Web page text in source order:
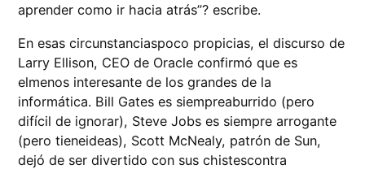
aprender como ir hacia atrás”? escribe.
En esas circunstanciaspoco propicias, el discurso de
Larry Ellison, CEO de Oracle confirmó que es
elmenos interesante de los grandes de la
informática. Bill Gates es siempreaburrido (pero
difícil de ignorar), Steve Jobs es siempre arrogante
(pero tieneideas), Scott McNealy, patrón de Sun,
dejó de ser divertido con sus chistescontra